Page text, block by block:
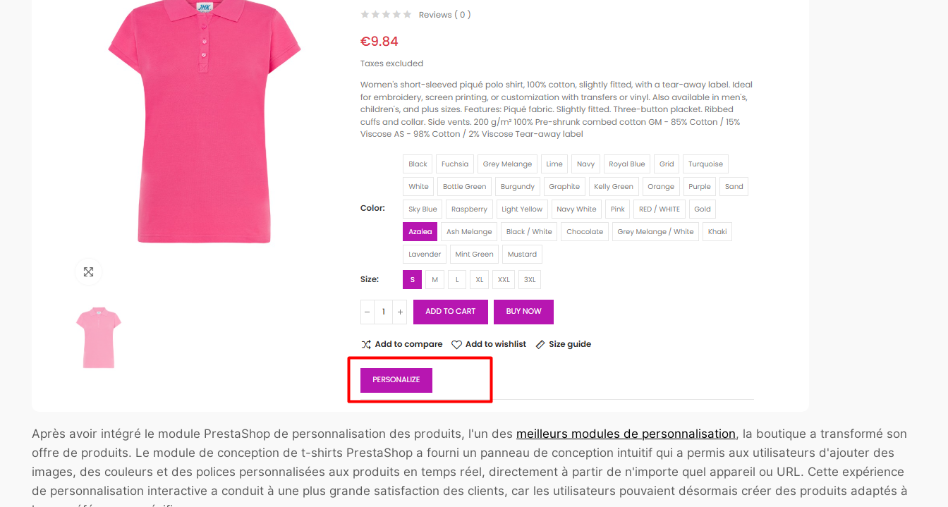
Après avoir intégré le module PrestaShop de personnalisation des produits, l'un des meilleurs modules de personnalisation, la boutique a transformé son
offre de produits. Le module de conception de t-shirts PrestaShop a fourni un panneau de conception intuitif qui a permis aux utilisateurs d'ajouter des
images, des couleurs et des polices personnalisées aux produits en temps réel, directement à partir de n'importe quel appareil ou URL. Cette expérience
de personnalisation interactive a conduit à une plus grande satisfaction des clients, car les utilisateurs pouvaient désormais créer des produits adaptés à